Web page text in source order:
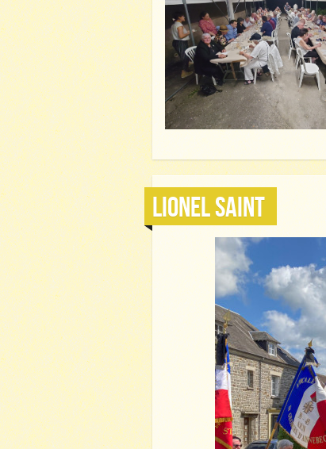
LIONEL SAINT